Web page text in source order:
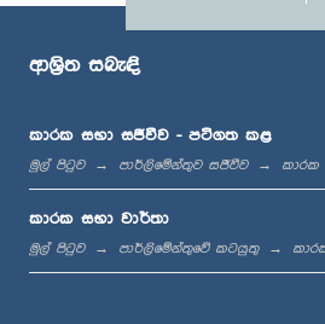
ආශ්‍රිත සබැඳි
කාරක සභා සජීවීව - පටිගත කළ
මුල් පිටුව පාර්ලිමේන්තුව සජීවීව
කාරක සභා වාර්තා
මුල් පිටුව පාර්ලිමේන්තුවේ කටයුතු